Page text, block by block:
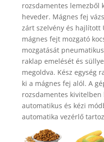
rozsdamentes lemezből
heveder. Mágnes fej
zárt szelvény és hajlított
mágnes fejt mozgató
mozgatását
raklap emelését és
megoldva. Kész egység
ki a mágnes fej alól. A
rozsdamentes
automatikus és kézi
automatika vezérlő